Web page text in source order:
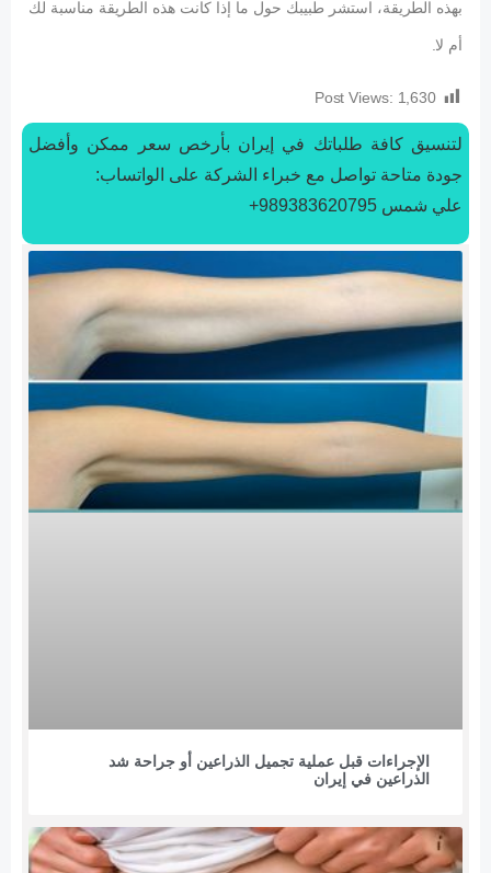
بهذه الطريقة، استشر طبيبك حول ما إذا كانت هذه الطريقة مناسبة لك
أم لا.
Post Views: 1,630
لتنسیق كافة طلباتك في إيران بأرخص سعر ممكن وأفضل
جودة متاحة تواصل مع خبراء الشركة على الواتساب:
علي شمس 989383620795+
الإجراءات قبل عملية تجميل الذراعين أو جراحة شد
الذراعين في إيران